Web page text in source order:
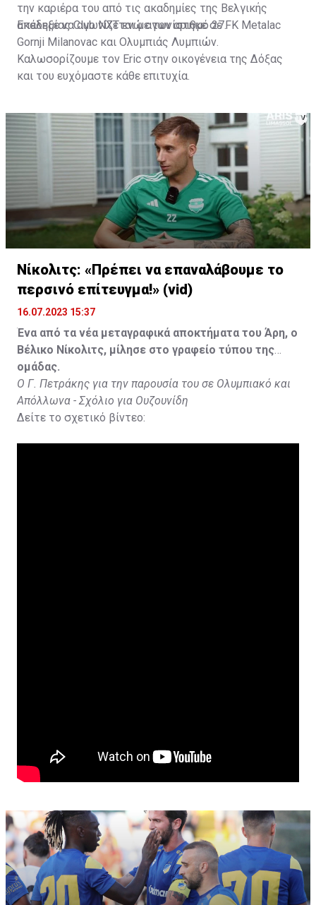
την καριέρα του από τις ακαδημίες της Βελγικής
ακαδημίας Club NXT ενώ αγωνίστηκε σε FK Metalac
Gornji Milanovac και Ολυμπιάς Λυμπιών.
Επέλεξε να αγωνίζεται με τον αριθμό 27.
Καλωσορίζουμε τον Eric στην οικογένεια της Δόξας
και του ευχόμαστε κάθε επιτυχία.
Νίκολιτς: «Πρέπει να επαναλάβουμε το
περσινό επίτευγμα!» (vid)
16.07.2023 15:37
Ένα από τα νέα μεταγραφικά αποκτήματα του Άρη, ο
Βέλικο Νίκολιτς, μίλησε στο γραφείο τύπου της
ομάδας.
Ο Γ. Πετράκης για την παρουσία του σε Ολυμπιακό και
Απόλλωνα - Σχόλιο για Ουζουνίδη
Δείτε το σχετικό βίντεο: